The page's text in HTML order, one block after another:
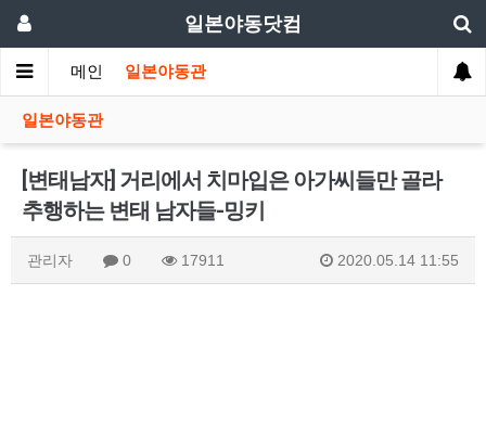
일본야동닷컴
메인 일본야동관
일본야동관
[변태남자] 거리에서 치마입은 아가씨들만 골라
추행하는 변태 남자들-밍키
관리자 0 17911 2020.05.14 11:55